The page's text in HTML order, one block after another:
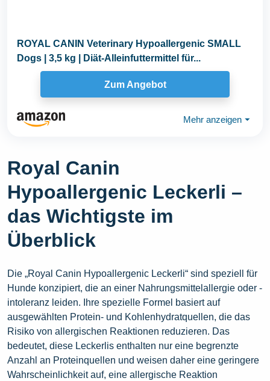
ROYAL CANIN Veterinary Hypoallergenic SMALL
Dogs | 3,5 kg | Diät-Alleinfuttermittel für...
Zum Angebot
Mehr anzeigen ⏷
Royal Canin
Hypoallergenic Leckerli –
das Wichtigste im
Überblick
Die „Royal Canin Hypoallergenic Leckerli“ sind speziell für
Hunde konzipiert, die an einer Nahrungsmittelallergie oder -
intoleranz leiden. Ihre spezielle Formel basiert auf
ausgewählten Protein- und Kohlenhydratquellen, die das
Risiko von allergischen Reaktionen reduzieren. Das
bedeutet, diese Leckerlis enthalten nur eine begrenzte
Anzahl an Proteinquellen und weisen daher eine geringere
Wahrscheinlichkeit auf, eine allergische Reaktion